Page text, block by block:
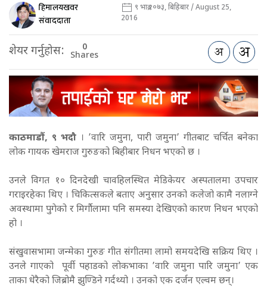
हिमालयखवर
संवाददाता
९ भाद्र २०७३, बिहिबार / August 25,
2016
शेयर गर्नुहोस: 0
Shares
काठमाडौं, ९ भदौ । ’वारि जमुना, पारी जमुना’ गीतबाट चर्चित बनेका
लोक गायक खेमराज गुरुङको बिहीबार निधन भएको छ ।
उनले विगत १० दिनदेखी चावहिलस्थित मेडिकेयर अस्पतालमा उपचार
गराइरहेका थिए । चिकित्सकले बताए अनुसार उनको कलेजो कामै नलाग्ने
अवस्थामा पुगेको र मिर्गौलामा पनि समस्या देखिएको कारण निधन भएको
हो ।
स‌ंखुवासभामा जन्मेका गुरुङ गीत संगीतमा लामो समयदेखि सक्रिय थिए ।
उनले गाएको पूर्वी पहाडको लोकभाका ’वारि जमुना पारि जमुना’ एक
ताका धेरैको जिब्रोमै झुण्डिने गर्दथ्यो । उनको एक दर्जन एल्वम छन्।